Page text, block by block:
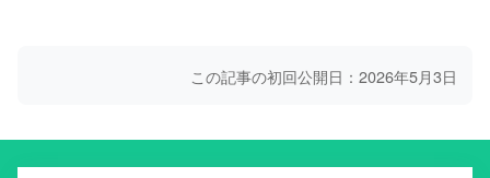
この記事の初回公開日：2026年5月3日